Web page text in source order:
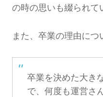
の時の思いも綴られて
また、卒業の理由につ
卒業を決めた大き
で、何度も運営さ